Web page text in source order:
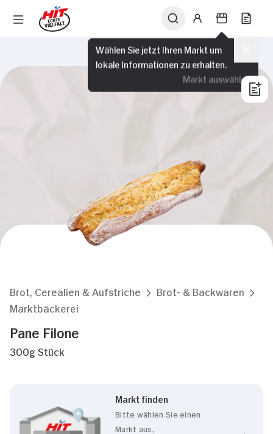
Wählen Sie jetzt Ihren Markt um
lokale Informationen zu erhalten.
Markt auswählen
Brot, Cerealien & Aufstriche
Brot- & Backwaren
Marktbäckerei
Pane Filone
300g Stück
Markt finden
Bitte wählen Sie einen
Markt aus,